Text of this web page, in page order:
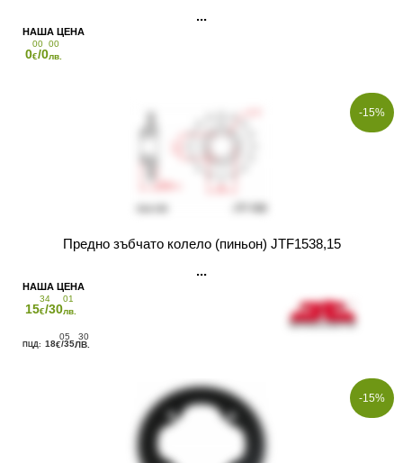
0
00
€/0
00
лв.
-15%
Предно зъбчато колело (пиньон) JTF1538,15
15
34
€/30
01
лв.
18
05
€/35
30
ЛВ.
-15%